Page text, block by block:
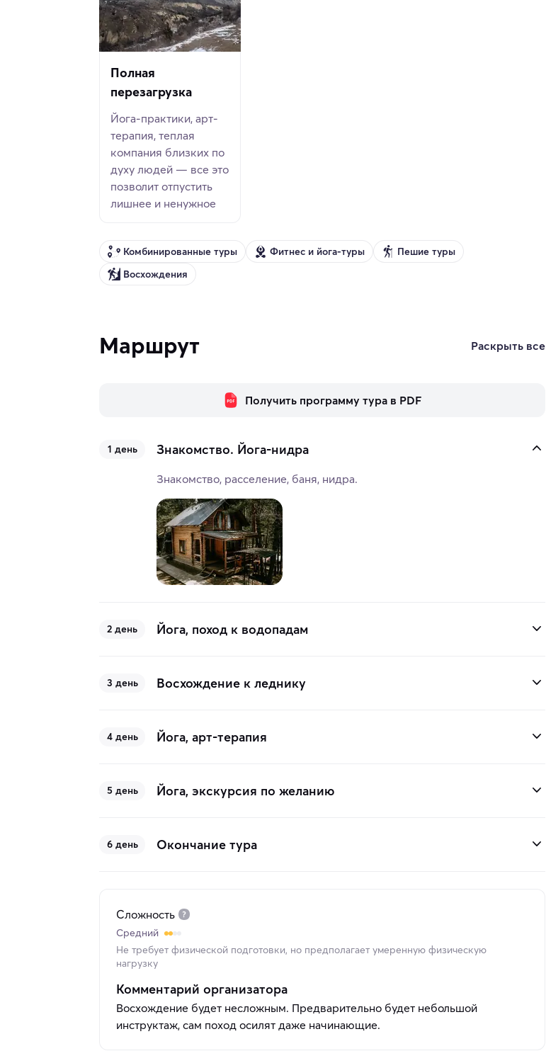
Полная
перезагрузка
Йога-практики, арт-
терапия, теплая
компания близких по
духу людей — все это
позволит отпустить
лишнее и ненужное
Комбинированные туры Фитнес и йога-туры
Пешие туры
Восхождения
Маршрут Раскрыть все
Получить программу тура в PDF
1 день Знакомство. Йога-нидра
Знакомство, расселение, баня, нидра.
2 день Йога, поход к водопадам
3 день Восхождение к леднику
4 день Йога, арт-терапия
5 день Йога, экскурсия по желанию
6 день Окончание тура
Сложность
Средний
Не требует физической подготовки, но предполагает умеренную физическую
нагрузку
Комментарий организатора
Восхождение будет несложным. Предварительно будет небольшой
инструктаж, сам поход осилят даже начинающие.